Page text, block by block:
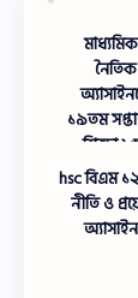
১৯তম
শিক্ষা
hsc বিএম
নীতি ও